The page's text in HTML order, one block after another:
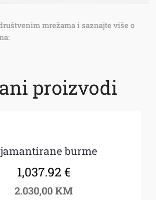
mrežama i saznajte više o
proizvodi
burme
1,037.92€
2.030,00 KM